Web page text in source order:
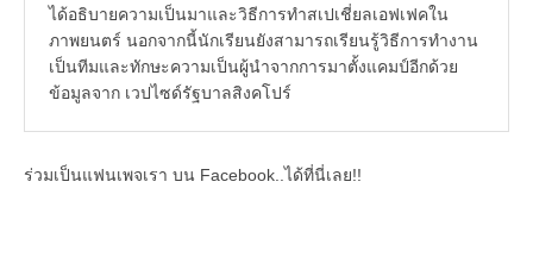
ได้อธิบายความเป็นมาและวิธีการทำสเปเชี่ยลเอฟเฟคใน
ภาพยนตร์ นอกจากนี้นักเรียนยังสามารถเรียนรู้วิธีการทำงาน
เป็นทีมและทักษะความเป็นผู้นำจากการมาตั้งแคมป์อีกด้วย
ข้อมูลจาก เวปไซด์รัฐบาลสิงคโปร์
ร่วมเป็นแฟนเพจเรา บน Facebook..ได้ที่นี่เลย!!